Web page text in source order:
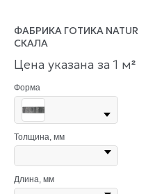
ФАБРИКА ГОТИКА NATUR
СКАЛА
Цена указана за 1 м²
Форма
Толщина, мм
Длина, мм